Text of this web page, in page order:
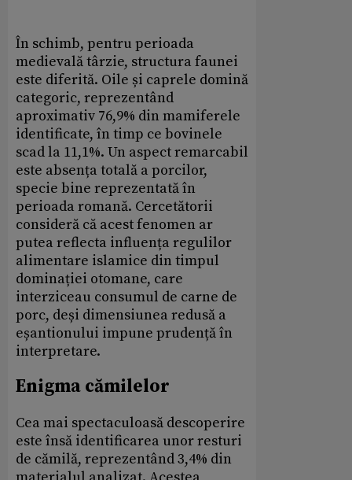
În schimb, pentru perioada
medievală târzie, structura faunei
este diferită. Oile și caprele domină
categoric, reprezentând
aproximativ 76,9% din mamiferele
identificate, în timp ce bovinele
scad la 11,1%. Un aspect remarcabil
este absența totală a porcilor,
specie bine reprezentată în
perioada romană. Cercetătorii
consideră că acest fenomen ar
putea reflecta influența regulilor
alimentare islamice din timpul
dominației otomane, care
interziceau consumul de carne de
porc, deși dimensiunea redusă a
eșantionului impune prudență în
interpretare.
Enigma cămilelor
Cea mai spectaculoasă descoperire
este însă identificarea unor resturi
de cămilă, reprezentând 3,4% din